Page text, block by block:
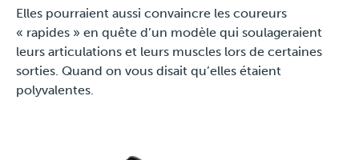
Elles pourraient aussi convaincre les coureurs
« rapides » en quête d’un modèle qui soulageraient
leurs articulations et leurs muscles lors de certaines
sorties. Quand on vous disait qu’elles étaient
polyvalentes.